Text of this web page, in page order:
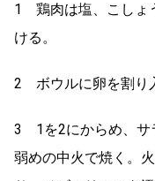
1 鶏肉は塩、こしょ
ける。
2 ボウルに卵を割り
3 1を2にからめ、サ
弱めの中火で焼く。